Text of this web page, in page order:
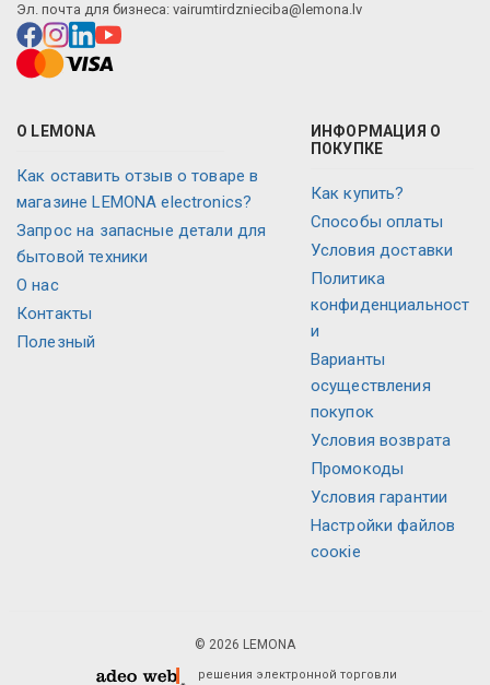
Эл. почта для бизнеса: vairumtirdznieciba@lemona.lv
О LEMONA
Как оставить отзыв о товаре в
магазине LEMONA electronics?
Запрос на запасные детали для
бытовой техники
О нас
Контакты
Полезный
ИНФОРМАЦИЯ О
ПОКУПКЕ
Как купить?
Способы оплаты
Условия доставки
Политика
конфиденциальност
и
Варианты
осуществления
покупок
Условия возврата
Промокоды
Условия гарантии
Настройки файлов
соокіе
© 2026 LEMONA
решения электронной торговли